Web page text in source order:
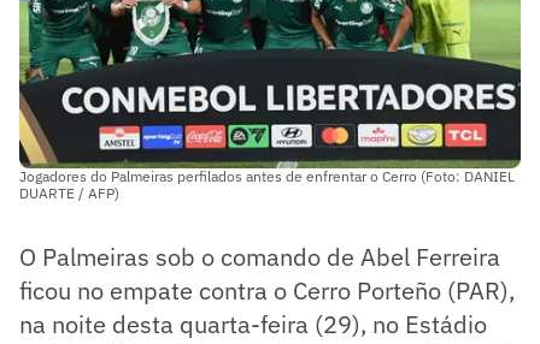
Jogadores do Palmeiras perfilados antes de enfrentar o Cerro (Foto: DANIEL
DUARTE / AFP)
O Palmeiras sob o comando de Abel Ferreira
ficou no empate contra o Cerro Porteño (PAR),
na noite desta quarta-feira (29), no Estádio